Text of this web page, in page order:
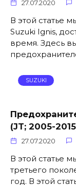
27.07.2020
В этой статье
Suzuki Ignis,
время. Здесь
SUZUKI
(JT; 2005-
27.07.2020
В этой статье
третьего
год. В этой